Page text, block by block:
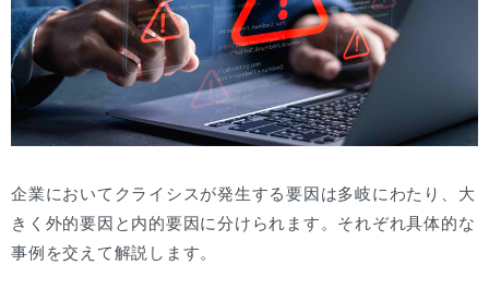
企業においてクライシスが発生する要因は多岐にわたり、大
きく外的要因と内的要因に分けられます。それぞれ具体的な
事例を交えて解説します。